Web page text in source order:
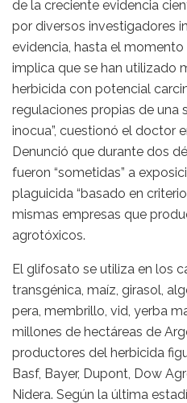
de la creciente evidencia
por diversos investigadores
evidencia, hasta el
implica que se han utilizado
herbicida con potencial
regulaciones propias de una
inocua”, cuestionó el doctor
Denunció que durante dos
fueron “sometidas” a
plaguicida “basado en
mismas empresas que
agrotóxicos.
El glifosato se utiliza en los
transgénica, maíz, girasol,
pera, membrillo, vid, yerba
millones de hectáreas de
productores del herbicida
Basf, Bayer, Dupont, Dow
Nidera. Según la última